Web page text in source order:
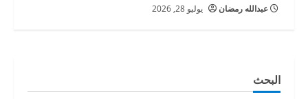
عبدالله رمضان يوليو 28, 2026
البحث